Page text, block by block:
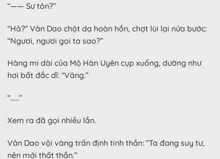
“—— Sư tôn?”
“Hả?” Vân Dao chột dạ hoàn hồn, chợt lùi lại nửa bước:
“Ngươi, ngươi gọi ta sao?”
Hàng mi dài của Mộ Hàn Uyên cụp xuống, dường như
hơi bất đắc dĩ: “Vâng.”
“……”
Xem ra đã gọi nhiều lần.
Vân Dao vội vàng trấn định tinh thần: “Ta đang suy tư,
nên mới thất thần.”